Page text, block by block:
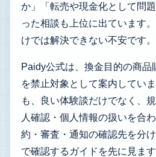
か」「転売や現金化として問
った相談も上位に出ています
けでは解決できない不安です。
Paidy公式は、換金目的の商品
を禁止対象として案内してい
も、良い体験談だけでなく、
人確認・個人情報の扱いを合
約・審査・通知の確認先を分け
で確認するガイド を先に見ます